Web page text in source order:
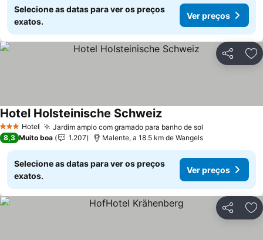
Selecione as datas para ver os preços
exatos.
Ver preços
Partilhar
3 EstrelasHotel Jardim amplo com gramado para banho de sol
Hotel Holsteinische SchweizVer preços
8,3 Muito boa 1.207 Malente, a 18.5 km de Wangels
Selecione as datas para ver os preços
exatos.
Ver preços
Partilhar